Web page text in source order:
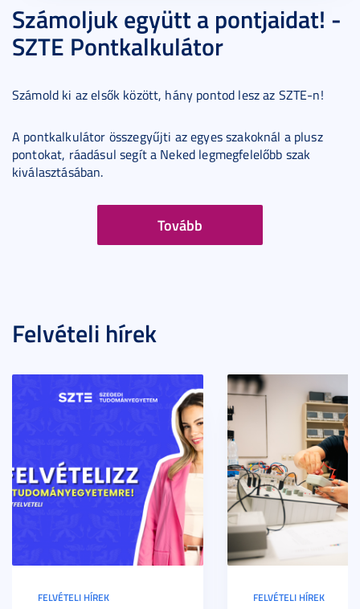
Számoljuk együtt a pontjaidat! -
SZTE Pontkalkulátor
Számold ki az elsők között, hány pontod lesz az SZTE-n!
A pontkalkulátor összegyűjti az egyes szakoknál a plusz
pontokat, ráadásul segít a Neked legmegfelelőbb szak
kiválasztásában.
Tovább
Felvételi hírek
FELVÉTELI HÍREK FELVÉTELI HÍREK